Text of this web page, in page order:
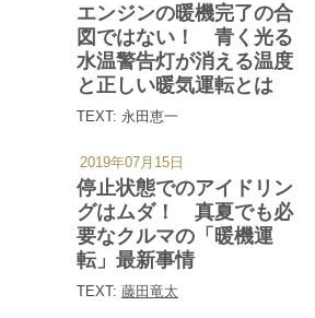
エンジンの暖機完了の合
図ではない！ 青く光る
水温警告灯が消える温度
と正しい暖気運転とは
TEXT: 永田恵一
停止状態でのアイドリン
グはムダ！ 真夏でも必
要なクルマの「暖機運
転」最新事情
TEXT: 藤田竜太
2019年07月15日